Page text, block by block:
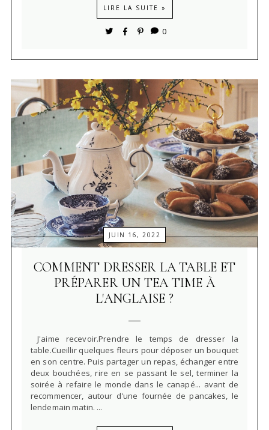
LIRE LA SUITE »
0
JUIN 16, 2022
COMMENT DRESSER LA TABLE ET
PRÉPARER UN TEA TIME À
L'ANGLAISE ?
J'aime recevoir.Prendre le temps de dresser la
table.Cueillir quelques fleurs pour déposer un bouquet
en son centre. Puis partager un repas, échanger entre
deux bouchées, rire en se passant le sel, terminer la
soirée à refaire le monde dans le canapé... avant de
recommencer, autour d'une fournée de pancakes, le
lendemain matin. ...